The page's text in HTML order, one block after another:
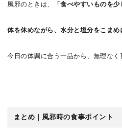
風邪のときは、 「食べやすいものを少
体を休めながら、水分と塩分をこまめ
今日の体調に合う一品から、無理なく
まとめ｜風邪時の食事ポイント